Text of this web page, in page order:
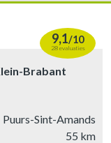
9,1/10
28 evaluaties
Brabant
Puurs-Sint-Amands
55 km